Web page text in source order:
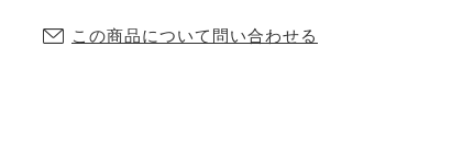
この商品について問い合わせる